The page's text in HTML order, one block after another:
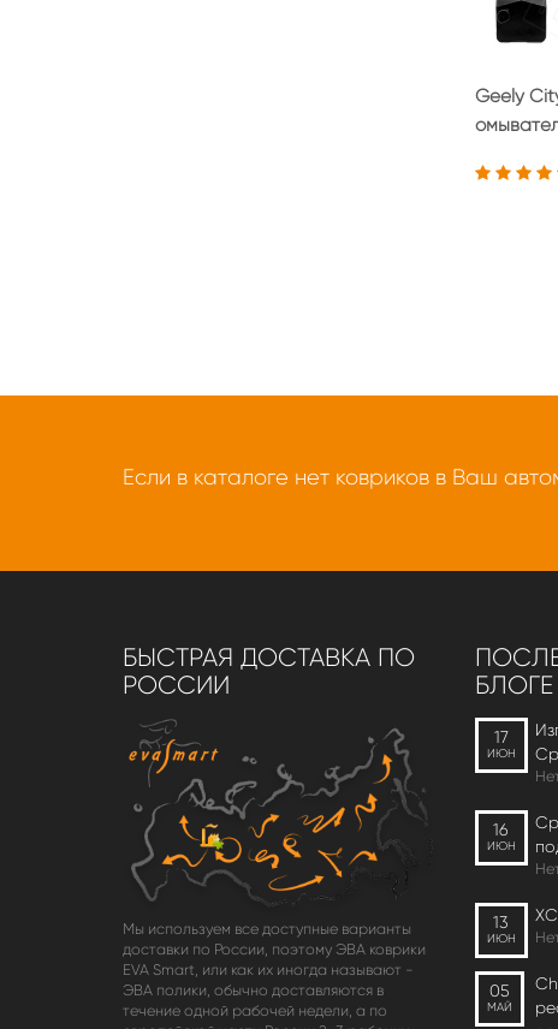
Geely
Если в каталоге нет ковриков в Ваш
БЫСТРАЯ ДОСТАВКА ПО
РОССИИ
Мы используем все доступные варианты
доставки по России, поэтому ЭВА коврики
EVA Smart, или как их иногда называют -
ЭВА полики, обычно доставляются в
течение одной рабочей недели, а по
БЛОГЕ
17
ИЮН
16
ИЮН
13
ИЮН
05
МАЙ